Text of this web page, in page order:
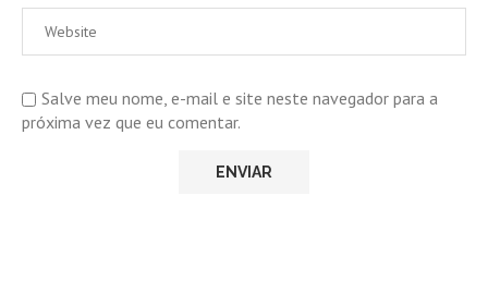
Salve meu nome, e-mail e site neste navegador para a
próxima vez que eu comentar.